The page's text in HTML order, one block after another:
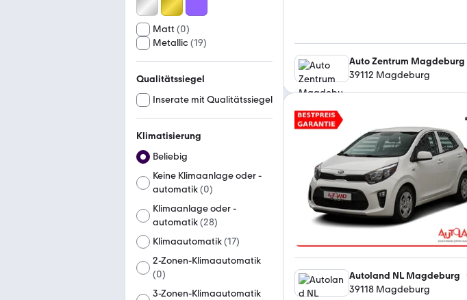
Matt (0)
Metallic(19)
Qualitätssiegel
Inserate mit Qualitätssiegel
Klimatisierung
Beliebig
Keine Klimaanlage oder -
automatik(0)
Klimaanlage oder -
automatik(28)
Klimaautomatik(17)
2-Zonen-Klimaautomatik
(0)
3-Zonen-Klimaautomatik
Auto Zentrum Magdeburg
39112 Magdeburg
Autoland NL Magdeburg
39118 Magdeburg